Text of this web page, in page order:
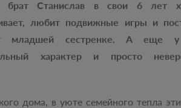
брат Станислав в свои 6 лет
любит подвижные игры и
младшей сестренке. А еще
характер и просто
дома, в уюте семейного тепла